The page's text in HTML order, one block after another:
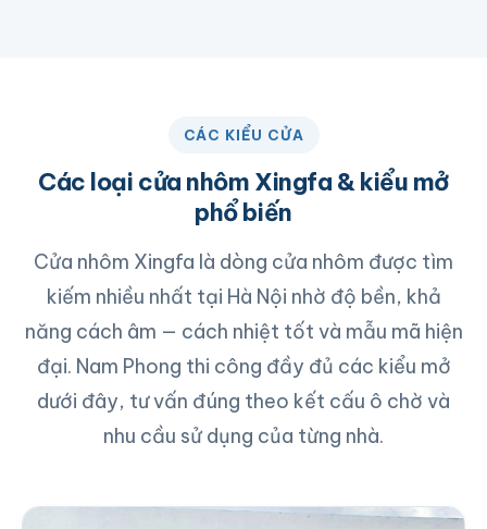
CÁC KIỂU CỬA
Các loại cửa nhôm Xingfa & kiểu mở
phổ biến
Cửa nhôm Xingfa là dòng cửa nhôm được tìm
kiếm nhiều nhất tại Hà Nội nhờ độ bền, khả
năng cách âm — cách nhiệt tốt và mẫu mã hiện
đại. Nam Phong thi công đầy đủ các kiểu mở
dưới đây, tư vấn đúng theo kết cấu ô chờ và
nhu cầu sử dụng của từng nhà.